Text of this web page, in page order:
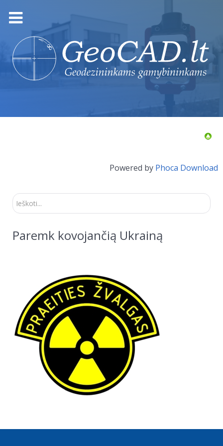
Powered by Phoca Download
Ieškoti...
Paremk kovojančią Ukrainą